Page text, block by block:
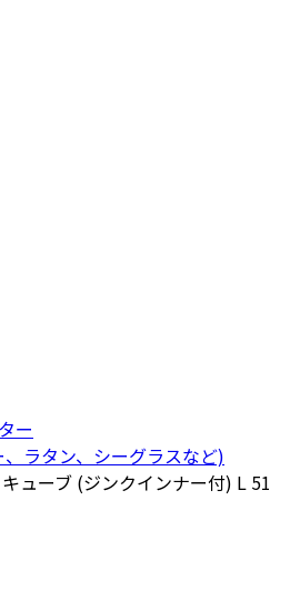
ー
ラタン、シーグラスなど)
ューブ (ジンクインナー付) L 51